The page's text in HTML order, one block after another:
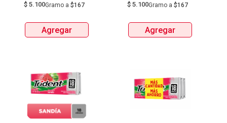
$ 5.100Gramo a $167
Agregar
$ 5.100Gramo a $167
Agregar